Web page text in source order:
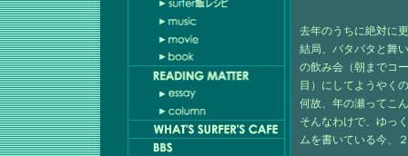
去年のうちに絶対に
結局、バタバタと舞
の飲み会（朝までコ
目）にしてようやく
何故、年の瀬ってこ
そんなわけで、ゆっ
ムを書いている今、